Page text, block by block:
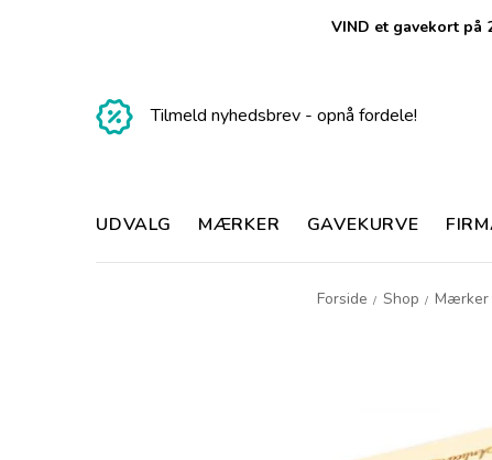
VIND et gavekort på
Tilmeld nyhedsbrev - opnå fordele!
UDVALG MÆRKER GAVEKURVE
Forside / Shop / Mærker